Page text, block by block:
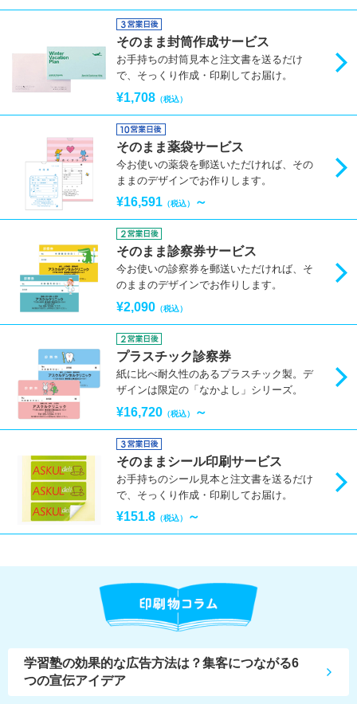
そのまま封筒作成サービス
お手持ちの封筒見本と注文書を送るだけ
で、そっくり作成・印刷してお届け。
¥1,708 （税込）
そのまま薬袋サービス
今お使いの薬袋を郵送いただければ、その
ままのデザインでお作りします。
¥16,591 （税込） ～
そのまま診察券サービス
今お使いの診察券を郵送いただければ、そ
のままのデザインでお作りします。
¥2,090 （税込）
プラスチック診察券
紙に比べ耐久性のあるプラスチック製。デ
ザインは限定の「なかよし」シリーズ。
¥16,720 （税込） ～
そのままシール印刷サービス
お手持ちのシール見本と注文書を送るだけ
で、そっくり作成・印刷してお届け。
¥151.8 （税込） ～
学習塾の効果的な広告方法は？集客につながる6
つの宣伝アイデア